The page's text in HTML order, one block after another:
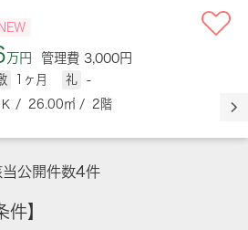
NEW
万円 管理費 3,000円
1ヶ月 礼
-
Ｋ / 26.00㎡ / 2階
当公開件数4件
件】